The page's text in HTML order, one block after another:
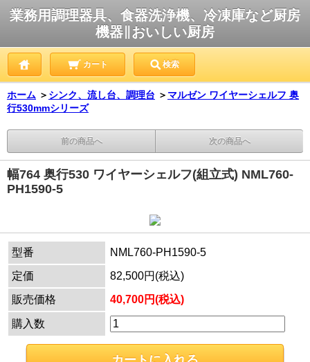
業務用調理器具、食器洗浄機、冷凍庫など厨房
機器∥おいしい厨房
カート 検索
ホーム ＞ シンク、流し台、調理台 ＞ マルゼン ワイヤーシェルフ 奥
行530mmシリーズ
前の商品へ 次の商品へ
幅764 奥行530 ワイヤーシェルフ(組立式) NML760-
PH1590-5
型番
NML760-PH1590-5
定価
82,500円(税込)
販売価格
40,700円(税込)
購入数